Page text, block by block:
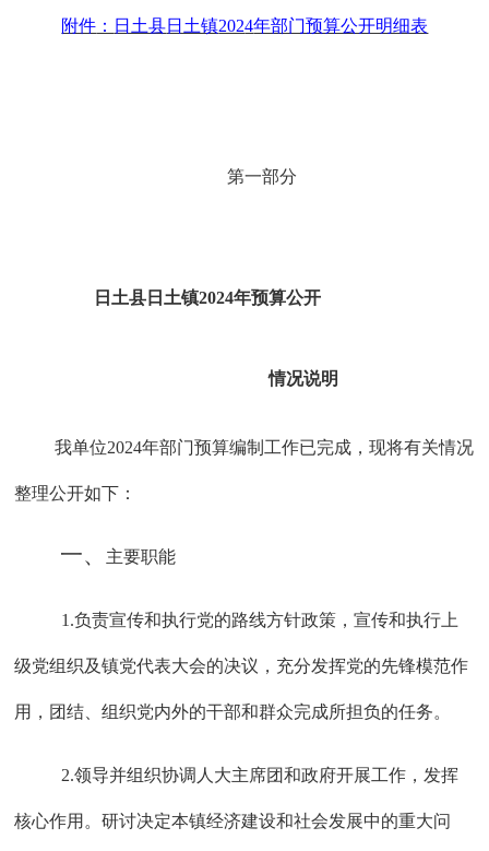
附件 ： 日土县日土镇2024年部门预算公开明细表
第一部分
日土县 日土镇2024年预算公开
情况说明
我单位2024年部门预算编制工作已完成，现将有关情况
整理公开如下：
一、 主要职能
1.负责宣传和执行党的路线方针政策，宣传和执行上
级党组织及镇党代表大会的决议，充分发挥党的先锋模范作
用，团结、组织党内外的干部和群众完成所担负的任务。
2.领导并组织协调人大主席团和政府开展工作，发挥
核心作用。研讨决定本镇经济建设和社会发展中的重大问